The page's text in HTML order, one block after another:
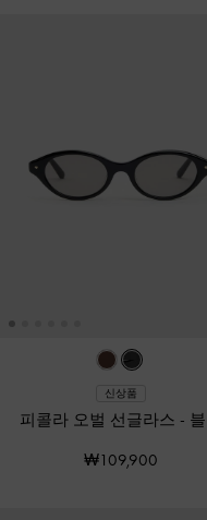
신상품
피콜라 오벌 선글라스 -
₩109,900